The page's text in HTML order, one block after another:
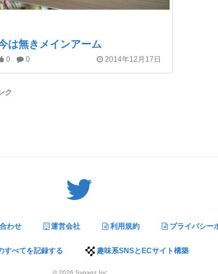
は無きメインアーム
0 0 2014年12月17日
ク
わせ 運営会社 利用規約 プライバシー
すべてを記録する 趣味系SNSとECサイト構築